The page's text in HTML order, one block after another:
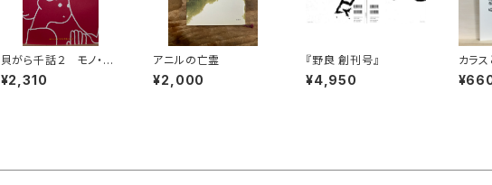
貝がら千話２ モノ・ホ
ーミー
¥2,310
アニルの亡霊
¥2,000
『野良 創刊号』
¥4,950
カラス